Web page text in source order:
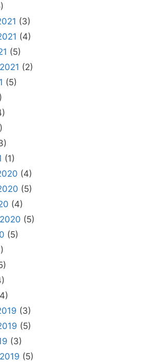
(3)
(4)
(5)
(2)
(5)
(1)
(4)
(5)
(4)
(5)
(5)
(3)
(5)
(3)
(5)